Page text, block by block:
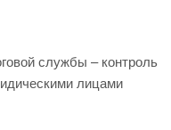
службы – контроль
лицами